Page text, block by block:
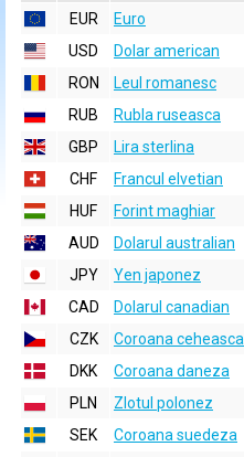
EUR
Euro
USD
Dolar american
RON
Leul romanesc
RUB
Rubla ruseasca
GBP
Lira sterlina
CHF
Francul elvetian
HUF
Forint maghiar
AUD
Dolarul australian
JPY
Yen japonez
CAD
Dolarul canadian
CZK
Coroana ceheasca
DKK
Coroana daneza
PLN
Zlotul polonez
SEK
Coroana suedeza